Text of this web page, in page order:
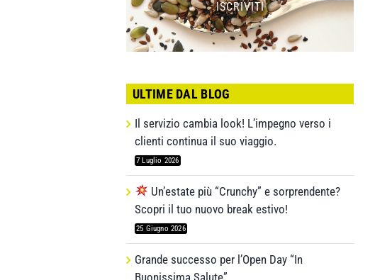
ISCRIVITI
ULTIME DAL BLOG
Il servizio cambia look! L’impegno verso i
clienti continua il suo viaggio.
7 Luglio 2026
Un’estate più “Crunchy” e sorprendente?
Scopri il tuo nuovo break estivo!
25 Giugno 2026
Grande successo per l’Open Day “In
Buonissima Salute”